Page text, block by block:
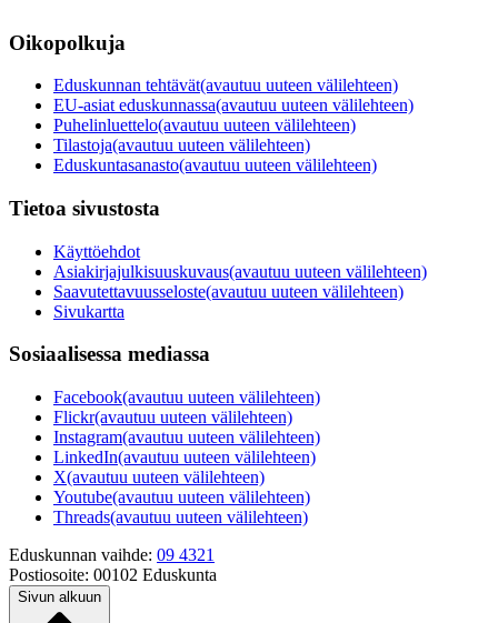
Oikopolkuja
Eduskunnan tehtävät(avautuu uuteen välilehteen)
EU-asiat eduskunnassa(avautuu uuteen välilehteen)
Puhelinluettelo(avautuu uuteen välilehteen)
Tilastoja(avautuu uuteen välilehteen)
Eduskuntasanasto(avautuu uuteen välilehteen)
Tietoa sivustosta
Käyttöehdot
Asiakirjajulkisuuskuvaus(avautuu uuteen välilehteen)
Saavutettavuusseloste(avautuu uuteen välilehteen)
Sivukartta
Sosiaalisessa mediassa
Facebook(avautuu uuteen välilehteen)
Flickr(avautuu uuteen välilehteen)
Instagram(avautuu uuteen välilehteen)
LinkedIn(avautuu uuteen välilehteen)
X(avautuu uuteen välilehteen)
Youtube(avautuu uuteen välilehteen)
Threads(avautuu uuteen välilehteen)
Eduskunnan vaihde: 09 4321
Postiosoite: 00102 Eduskunta
Sivun alkuun